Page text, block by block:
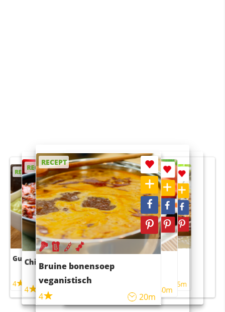
RECEPT
Guacamole
4
RECEPT
Chili con carne
4 45m
RECEPT
Bruine bonensoep
veganistisch
4
20m
RECEPT
Sushi rijstsalade
maaltijdsalade
40m
RECEPT
4 55m